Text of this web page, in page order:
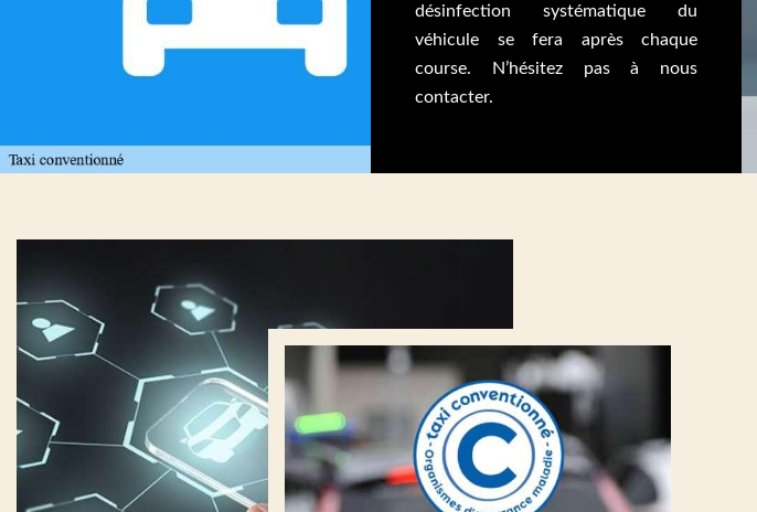
désinfection systématique du
véhicule se fera après chaque
course. N’hésitez pas à nous
contacter.